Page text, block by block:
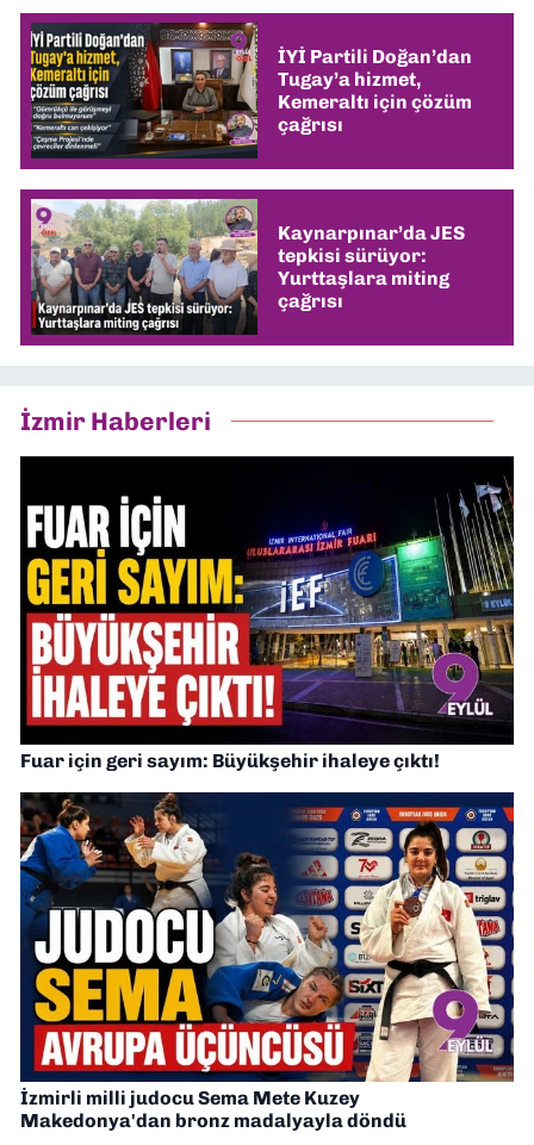
İYİ Partili Doğan’dan
Tugay’a hizmet,
Kemeraltı için çözüm
çağrısı
Kaynarpınar’da JES
tepkisi sürüyor:
Yurttaşlara miting
çağrısı
İzmir Haberleri
Fuar için geri sayım: Büyükşehir ihaleye çıktı!
İzmirli milli judocu Sema Mete Kuzey
Makedonya'dan bronz madalyayla döndü